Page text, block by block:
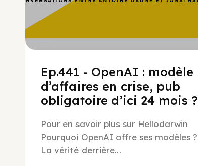
Ep.441 - OpenAI : modèle
d’affaires en crise, pub
obligatoire d’ici 24 mois ?
Pour en savoir plus sur Hellodarwin
Pourquoi OpenAI offre ses modèles ?
La vérité derrière...